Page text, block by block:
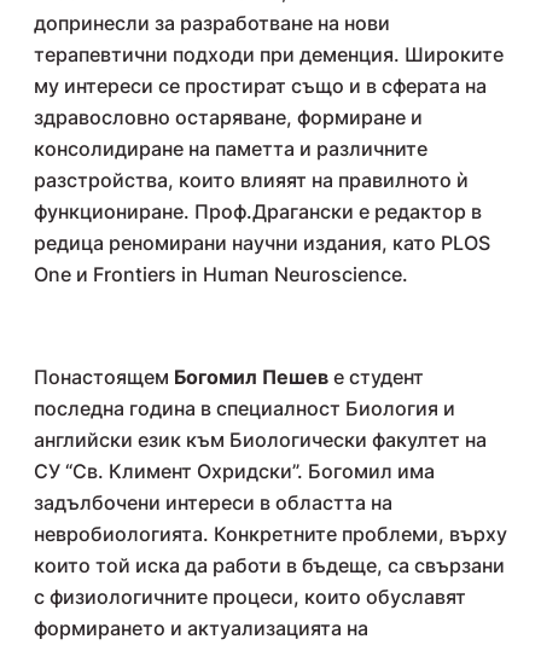
допринесли за разработване на нови
терапевтични подходи при деменция. Широките
му интереси се простират също и в сферата на
здравословно остаряване, формиране и
консолидиране на паметта и различните
разстройства, които влияят на правилното ѝ
функциониране. Проф.Драгански е редактор в
редица реномирани научни издания, като PLOS
One и Frontiers in Human Neuroscience.
Понастоящем Богомил Пешев е студент
последна година в специалност Биология и
английски език към Биологически факултет на
СУ “Св. Климент Охридски”. Богомил има
задълбочени интереси в областта на
невробиологията. Конкретните проблеми, върху
които той иска да работи в бъдеще, са свързани
с физиологичните процеси, които обуславят
формирането и актуализацията на